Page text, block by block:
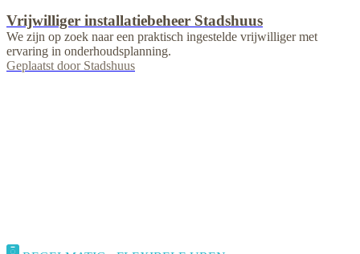
Vrijwilliger installatiebeheer Stadshuus
We zijn op zoek naar een praktisch ingestelde vrijwilliger met
ervaring in onderhoudsplanning.
Geplaatst door Stadshuus